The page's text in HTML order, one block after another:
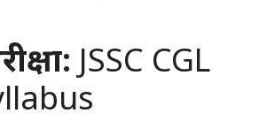
JSSC CGL